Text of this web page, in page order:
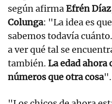
según afirmaEfrén Díaz
Colunga: "La idea es
sabemos todavía
a ver qué tal se
también. La edad ahora
números que otra cosa".